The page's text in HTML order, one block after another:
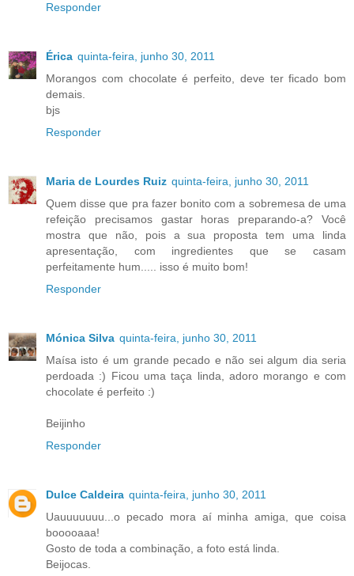
Responder
Érica quinta-feira, junho 30, 2011
Morangos com chocolate é perfeito, deve ter ficado bom
demais.
bjs
Responder
Maria de Lourdes Ruiz quinta-feira, junho 30, 2011
Quem disse que pra fazer bonito com a sobremesa de uma
refeição precisamos gastar horas preparando-a? Você
mostra que não, pois a sua proposta tem uma linda
apresentação, com ingredientes que se casam
perfeitamente hum..... isso é muito bom!
Responder
Mónica Silva quinta-feira, junho 30, 2011
Maísa isto é um grande pecado e não sei algum dia seria
perdoada :) Ficou uma taça linda, adoro morango e com
chocolate é perfeito :)
Beijinho
Responder
Dulce Caldeira quinta-feira, junho 30, 2011
Uauuuuuuu...o pecado mora aí minha amiga, que coisa
booooaaa!
Gosto de toda a combinação, a foto está linda.
Beijocas.